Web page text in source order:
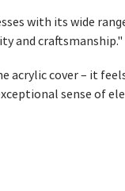
with its wide
and craftsmanship."
acrylic cover – it
sense of